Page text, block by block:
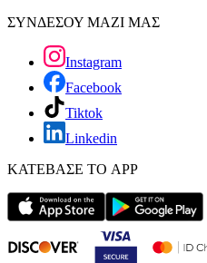
ΣΥΝΔΕΣΟΥ ΜΑΖΙ ΜΑΣ
Instagram
Facebook
Tiktok
Linkedin
ΚΑΤΕΒΑΣΕ ΤΟ APP